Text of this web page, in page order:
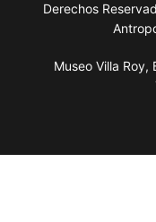
Derechos
Museo Villa Roy,